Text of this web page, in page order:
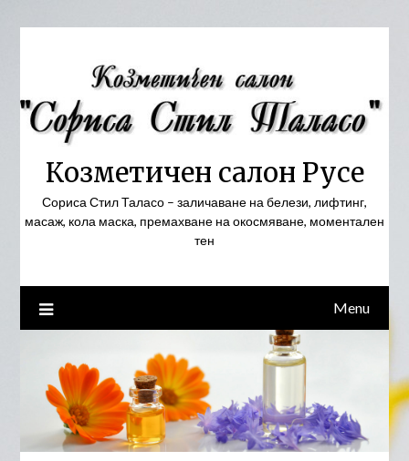
Козметичен салон Русе
Сориса Стил Таласо – заличаване на белези, лифтинг,
масаж, кола маска, премахване на окосмяване, моментален
тен
Menu